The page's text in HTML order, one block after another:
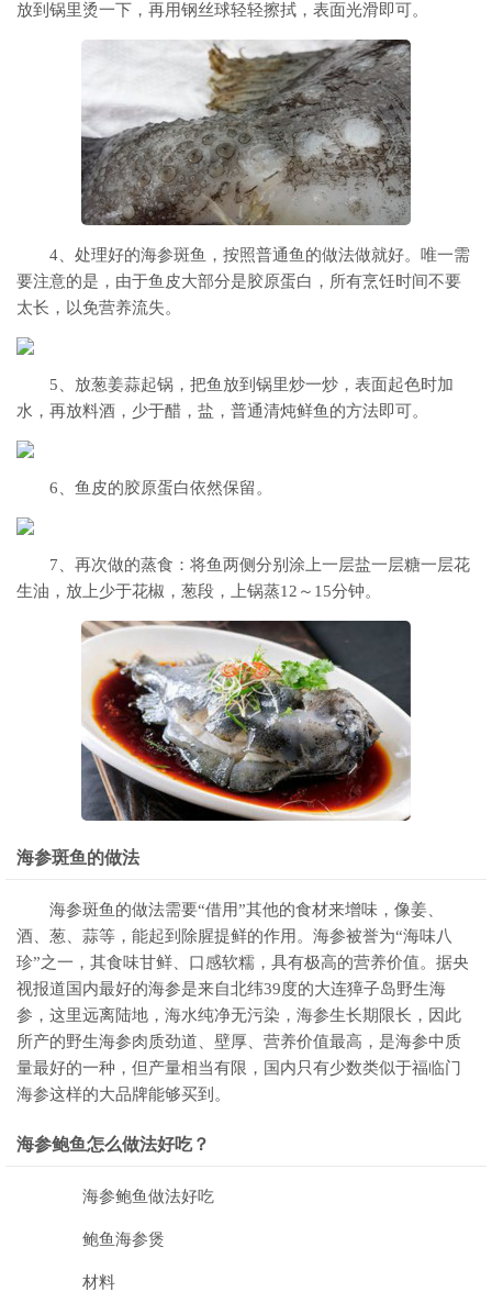
放到锅里烫一下，再用钢丝球轻轻擦拭，表面光滑即可。
4、处理好的海参斑鱼，按照普通鱼的做法做就好。唯一需
要注意的是，由于鱼皮大部分是胶原蛋白，所有烹饪时间不要
太长，以免营养流失。
5、放葱姜蒜起锅，把鱼放到锅里炒一炒，表面起色时加
水，再放料酒，少于醋，盐，普通清炖鲜鱼的方法即可。
6、鱼皮的胶原蛋白依然保留。
7、再次做的蒸食：将鱼两侧分别涂上一层盐一层糖一层花
生油，放上少于花椒，葱段，上锅蒸12～15分钟。
海参斑鱼的做法
海参斑鱼的做法需要“借用”其他的食材来增味，像姜、
酒、葱、蒜等，能起到除腥提鲜的作用。海参被誉为“海味八
珍”之一，其食味甘鲜、口感软糯，具有极高的营养价值。据央
视报道国内最好的海参是来自北纬39度的大连獐子岛野生海
参，这里远离陆地，海水纯净无污染，海参生长期限长，因此
所产的野生海参肉质劲道、壁厚、营养价值最高，是海参中质
量最好的一种，但产量相当有限，国内只有少数类似于福临门
海参这样的大品牌能够买到。
海参鲍鱼怎么做法好吃？
海参鲍鱼做法好吃
鲍鱼海参煲
材料